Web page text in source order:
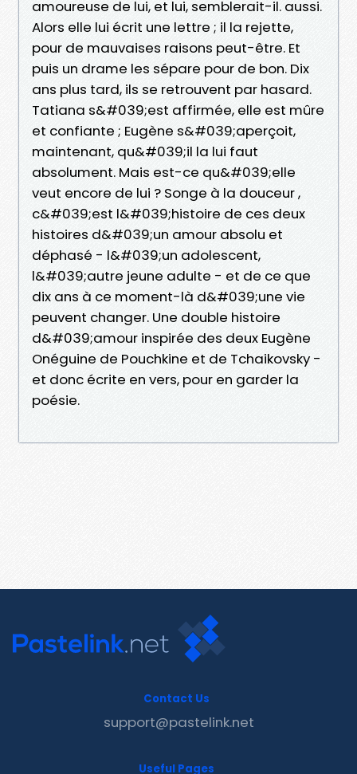
amoureuse de lui, et lui, semblerait-il. aussi.
Alors elle lui écrit une lettre ; il la rejette,
pour de mauvaises raisons peut-être. Et
puis un drame les sépare pour de bon. Dix
ans plus tard, ils se retrouvent par hasard.
Tatiana s&#039;est affirmée, elle est mûre
et confiante ; Eugène s&#039;aperçoit,
maintenant, qu&#039;il la lui faut
absolument. Mais est-ce qu&#039;elle
veut encore de lui ? Songe à la douceur ,
c&#039;est l&#039;histoire de ces deux
histoires d&#039;un amour absolu et
déphasé - l&#039;un adolescent,
l&#039;autre jeune adulte - et de ce que
dix ans à ce moment-là d&#039;une vie
peuvent changer. Une double histoire
d&#039;amour inspirée des deux Eugène
Onéguine de Pouchkine et de Tchaikovsky -
et donc écrite en vers, pour en garder la
poésie.
Contact Us
support@pastelink.net
Useful Pages